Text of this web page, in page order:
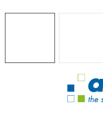
Často kladené otázky